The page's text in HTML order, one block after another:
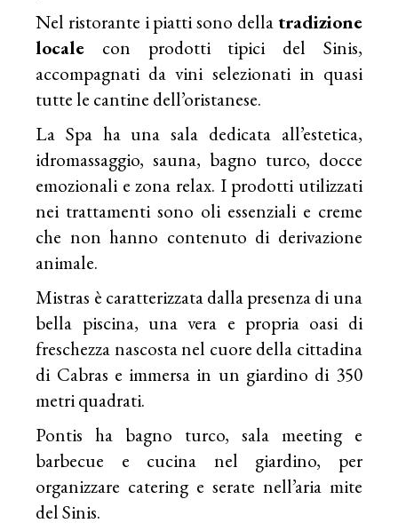
Nel ristorante i piatti sono dellatradizione
locale con prodotti tipici del Sinis,
accompagnati da vini selezionati in quasi
tutte le cantine dell’oristanese.
La Spa ha una sala dedicata all’estetica,
idromassaggio, sauna, bagno turco, docce
emozionali e zona relax. I prodotti utilizzati
nei trattamenti sono oli essenziali e creme
che non hanno contenuto di derivazione
animale.
Mistras è caratterizzata dalla presenza di una
bella piscina, una vera e propria oasi di
freschezza nascosta nel cuore della cittadina
di Cabras e immersa in un giardino di 350
metri quadrati.
Pontis ha bagno turco, sala meeting e
barbecue e cucina nel giardino, per
organizzare catering e serate nell’aria mite
del Sinis.